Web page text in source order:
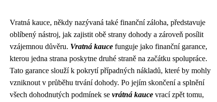
Vratná kauce, někdy nazývaná také finanční záloha, představuje
oblíbený nástroj, jak zajistit obě strany dohody a zároveň posílit
vzájemnou důvěru. Vratná kauce funguje jako finanční garance,
kterou jedna strana poskytne druhé straně na začátku spolupráce.
Tato garance slouží k pokrytí případných nákladů, které by mohly
vzniknout v průběhu trvání dohody. Po jejím skončení a splnění
všech dohodnutých podmínek se vrátná kauce vrací zpět tomu,